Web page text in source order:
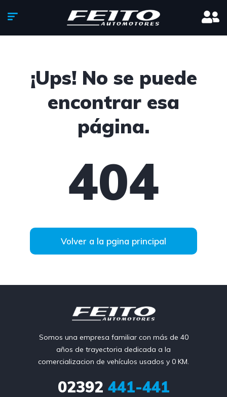
¡Ups! No se puede
encontrar esa
página.
404
Volver a la pgina principal
Somos una empresa familiar con más de 40
años de trayectoria dedicada a la
comercializacion de vehículos usados y 0 KM.
02392 441-441